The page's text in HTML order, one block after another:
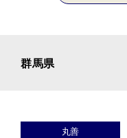
群馬県
丸善